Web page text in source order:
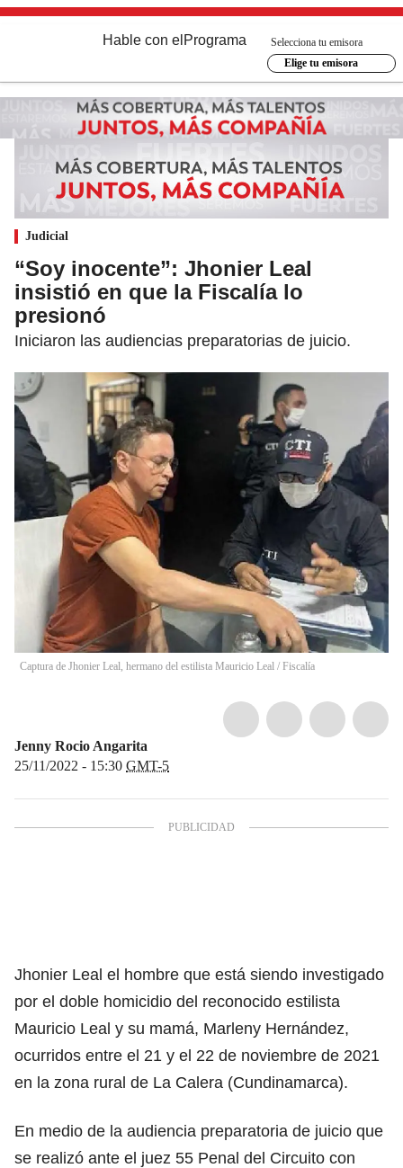
Hable con el Programa
Selecciona tu emisora
Elige tu emisora
Judicial
“Soy inocente”: Jhonier Leal
insistió en que la Fiscalía lo
presionó
Iniciaron las audiencias preparatorias de juicio.
Captura de Jhonier Leal, hermano del estilista Mauricio Leal / Fiscalía
Jenny Rocio Angarita
25/11/2022 - 15:30 GMT-5
Jhonier Leal el hombre que está siendo investigado
por el doble homicidio del reconocido estilista
Mauricio Leal y su mamá, Marleny Hernández,
ocurridos entre el 21 y el 22 de noviembre de 2021
en la zona rural de La Calera (Cundinamarca).
En medio de la audiencia preparatoria de juicio que
se realizó ante el juez 55 Penal del Circuito con